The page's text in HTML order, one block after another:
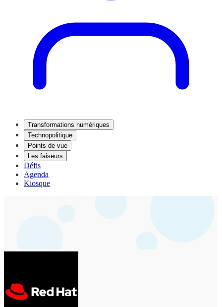
Transformations numériques
Technopolitique
Points de vue
Les faiseurs
Défis
Agenda
Kiosque